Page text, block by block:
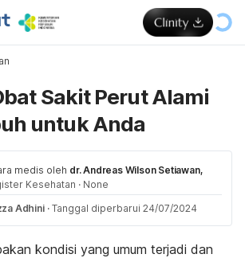
Sakit Perut Alami
untuk Anda
medis oleh dr. Andreas Wilson Setiawan,
Kesehatan · None
Adhini · Tanggal diperbarui 24/07/2024
kondisi yang umum terjadi dan